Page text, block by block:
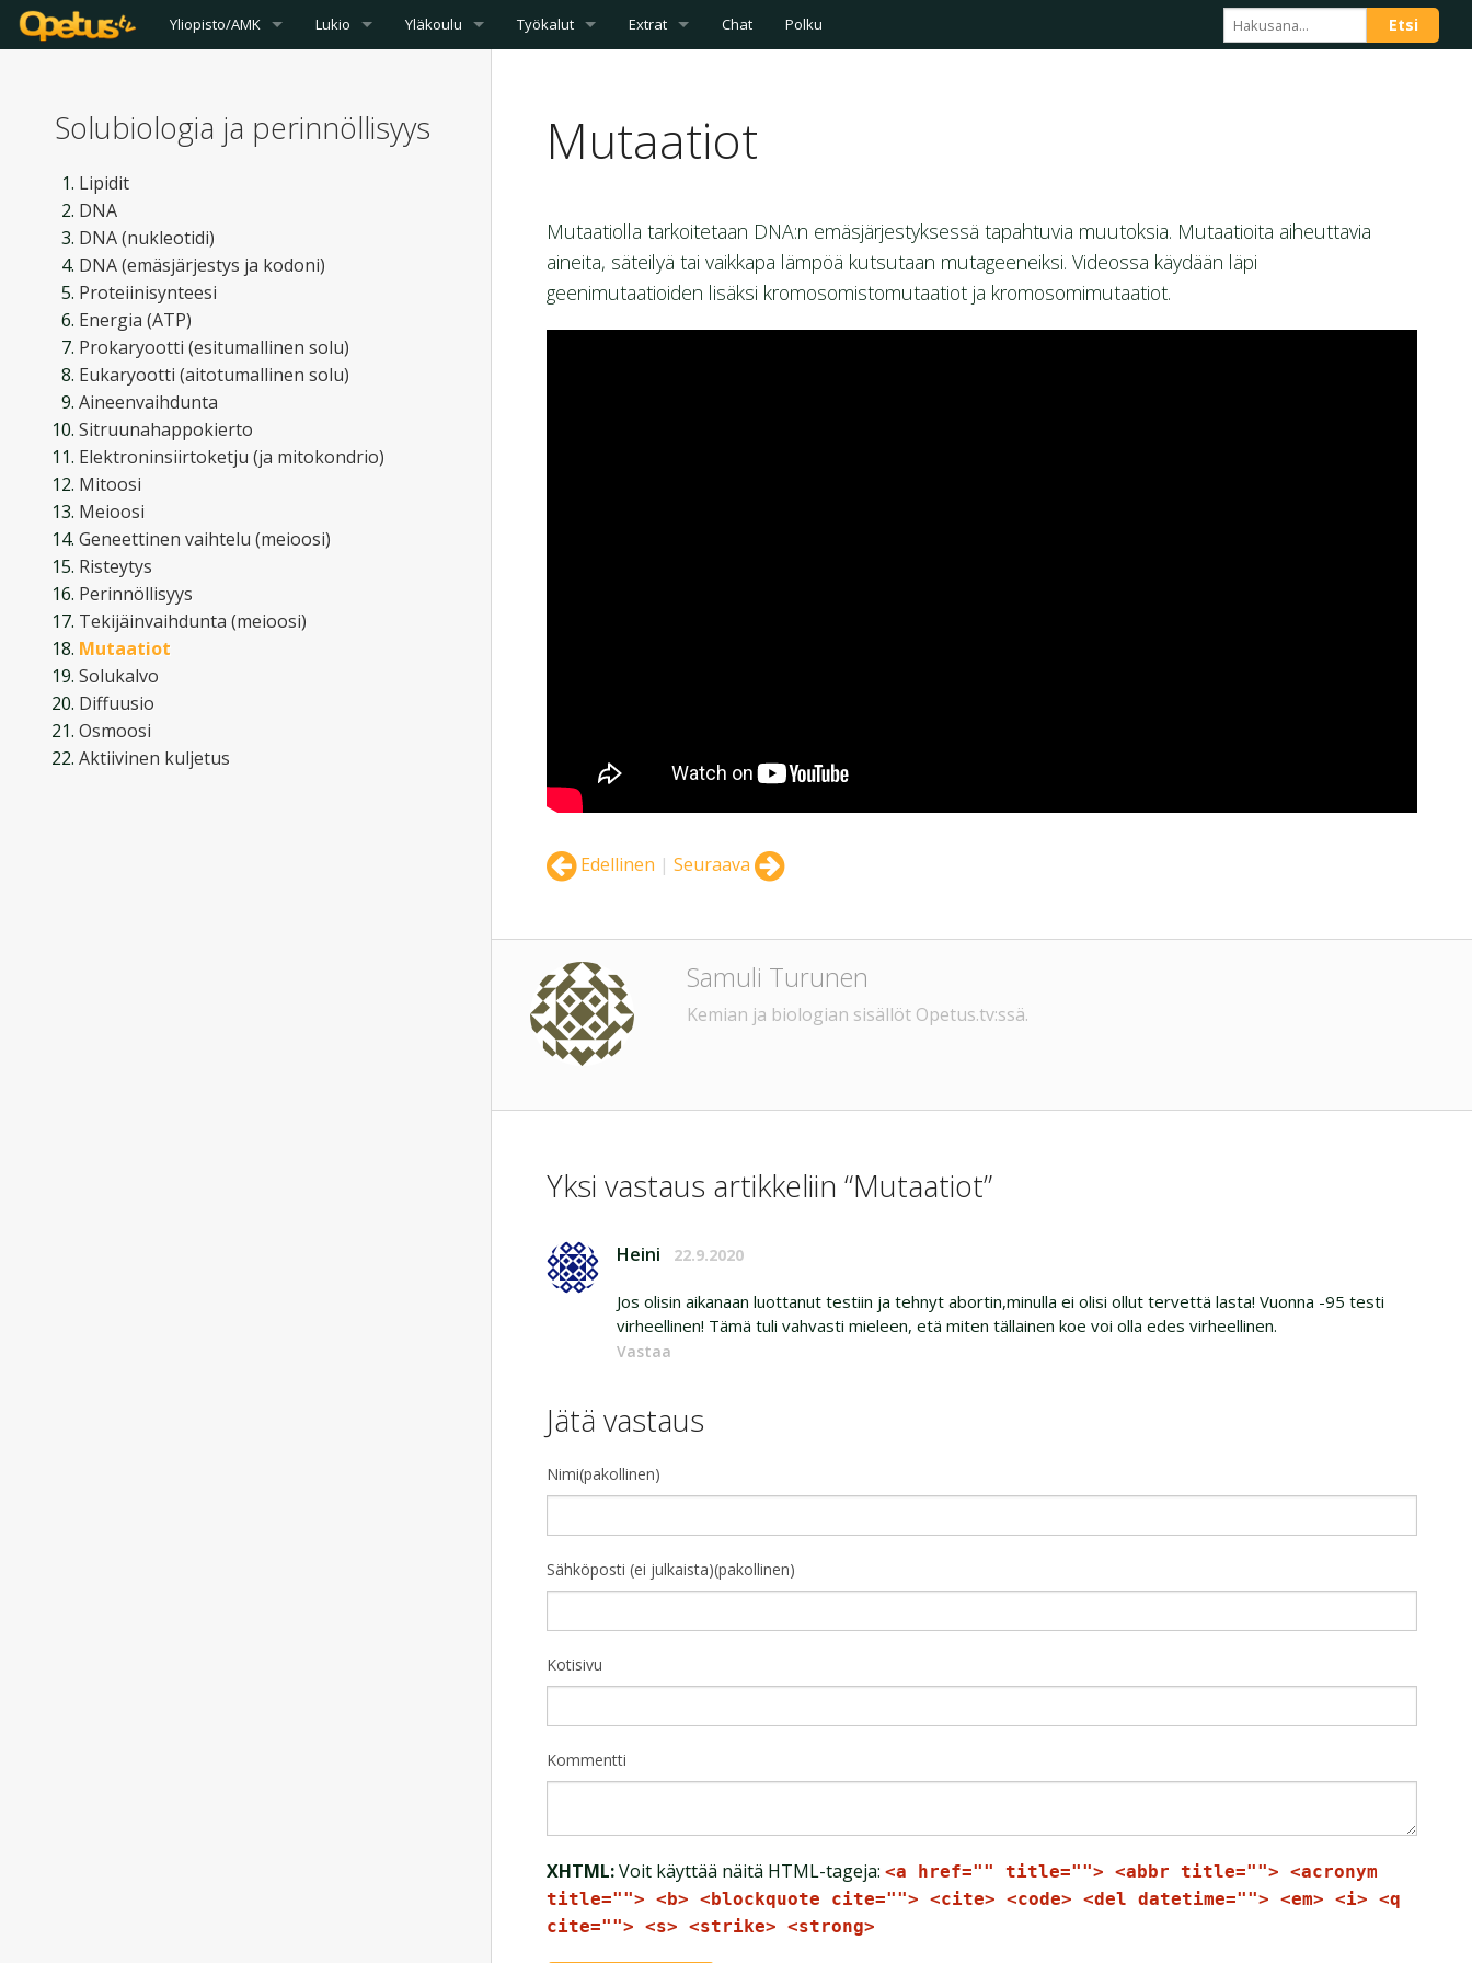
Yliopisto/AMK Lukio Yläkoulu Työkalut Extrat Chat Polku
Mutaatiot
Mutaatiolla tarkoitetaan DNA:n emäsjärjestyksessä tapahtuvia muutoksia. Mutaatioita aiheuttavia
aineita, säteilyä tai vaikkapa lämpöä kutsutaan mutageeneiksi. Videossa käydään läpi
geenimutaatioiden lisäksi kromosomistomutaatiot ja kromosomimutaatiot.
Edellinen | Seuraava
Samuli Turunen
Kemian ja biologian sisällöt Opetus.tv:ssä.
Yksi vastaus artikkeliin “Mutaatiot”
Heini 22.9.2020
Jos olisin aikanaan luottanut testiin ja tehnyt abortin,minulla ei olisi ollut tervettä lasta! Vuonna -95 testi
virheellinen! Tämä tuli vahvasti mieleen, etä miten tällainen koe voi olla edes virheellinen.
Vastaa
Jätä vastaus
Nimi(pakollinen)
Sähköposti (ei julkaista)(pakollinen)
Kotisivu
Kommentti
XHTML:Voit käyttää näitä HTML-tageja: <a href="" title=""> <abbr title=""> <acronym
title=""> <b> <blockquote cite=""> <cite> <code> <del datetime=""> <em> <i> <q
cite=""> <s> <strike> <strong>
Solubiologia ja perinnöllisyys
Lipidit
DNA
DNA (nukleotidi)
DNA (emäsjärjestys ja kodoni)
Proteiinisynteesi
Energia (ATP)
Prokaryootti (esitumallinen solu)
Eukaryootti (aitotumallinen solu)
Aineenvaihdunta
Sitruunahappokierto
Elektroninsiirtoketju (ja mitokondrio)
Mitoosi
Meioosi
Geneettinen vaihtelu (meioosi)
Risteytys
Perinnöllisyys
Tekijäinvaihdunta (meioosi)
Mutaatiot
Solukalvo
Diffuusio
Osmoosi
Aktiivinen kuljetus